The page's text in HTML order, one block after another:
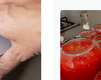
Yapmanın Püf Noktası